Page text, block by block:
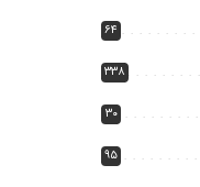
۶۴
۳۳۸
۳۰
۹۵